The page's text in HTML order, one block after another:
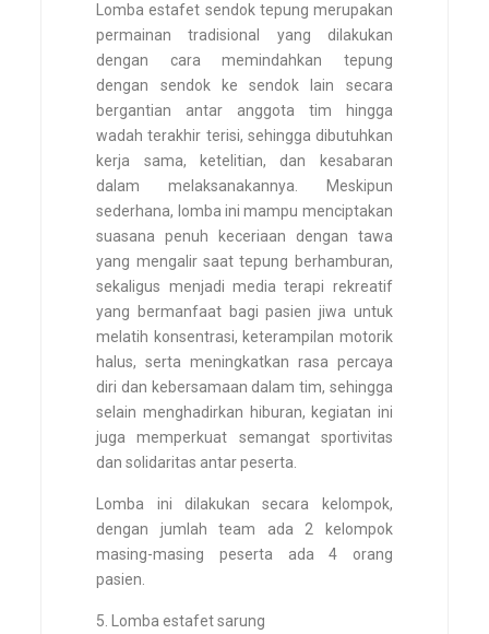
Lomba estafet sendok tepung merupakan
permainan tradisional yang dilakukan
dengan cara memindahkan tepung
dengan sendok ke sendok lain secara
bergantian antar anggota tim hingga
wadah terakhir terisi, sehingga dibutuhkan
kerja sama, ketelitian, dan kesabaran
dalam melaksanakannya. Meskipun
sederhana, lomba ini mampu menciptakan
suasana penuh keceriaan dengan tawa
yang mengalir saat tepung berhamburan,
sekaligus menjadi media terapi rekreatif
yang bermanfaat bagi pasien jiwa untuk
melatih konsentrasi, keterampilan motorik
halus, serta meningkatkan rasa percaya
diri dan kebersamaan dalam tim, sehingga
selain menghadirkan hiburan, kegiatan ini
juga memperkuat semangat sportivitas
dan solidaritas antar peserta.
Lomba ini dilakukan secara kelompok,
dengan jumlah team ada 2 kelompok
masing-masing peserta ada 4 orang
pasien.
5. Lomba estafet sarung